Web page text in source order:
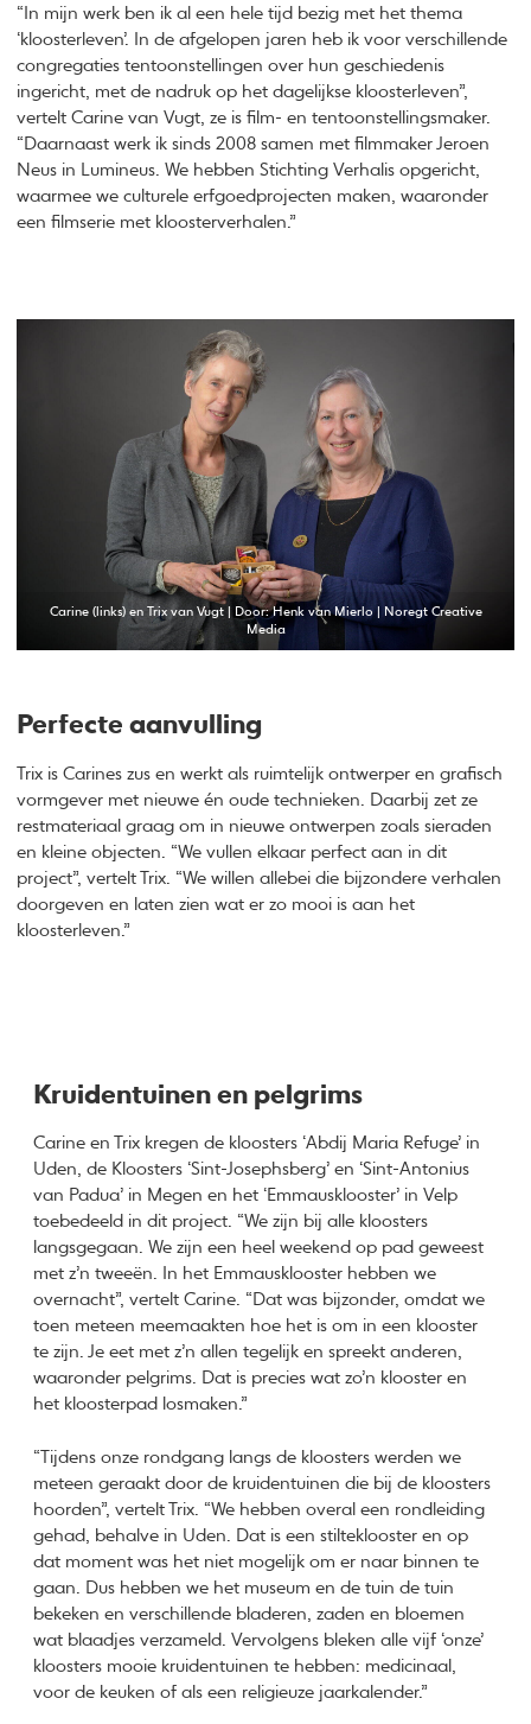
“In mijn werk ben ik al een hele tijd bezig met het thema
‘kloosterleven’. In de afgelopen jaren heb ik voor verschillende
congregaties tentoonstellingen over hun geschiedenis
ingericht, met de nadruk op het dagelijkse kloosterleven”,
vertelt Carine van Vugt, ze is film- en tentoonstellingsmaker.
“Daarnaast werk ik sinds 2008 samen met filmmaker Jeroen
Neus in Lumineus. We hebben Stichting Verhalis opgericht,
waarmee we culturele erfgoedprojecten maken, waaronder
een filmserie met kloosterverhalen.”
Carine (links) en Trix van Vugt | Door: Henk van Mierlo | Noregt Creative
Media
Perfecte aanvulling
Trix is Carines zus en werkt als ruimtelijk ontwerper en grafisch
vormgever met nieuwe én oude technieken. Daarbij zet ze
restmateriaal graag om in nieuwe ontwerpen zoals sieraden
en kleine objecten. “We vullen elkaar perfect aan in dit
project”, vertelt Trix. “We willen allebei die bijzondere verhalen
doorgeven en laten zien wat er zo mooi is aan het
kloosterleven.”
Kruidentuinen en pelgrims
Carine en Trix kregen de kloosters ‘Abdij Maria Refuge’ in
Uden, de Kloosters ‘Sint-Josephsberg’ en ‘Sint-Antonius
van Padua’ in Megen en het ‘Emmausklooster’ in Velp
toebedeeld in dit project. “We zijn bij alle kloosters
langsgegaan. We zijn een heel weekend op pad geweest
met z’n tweeën. In het Emmausklooster hebben we
overnacht”, vertelt Carine. “Dat was bijzonder, omdat we
toen meteen meemaakten hoe het is om in een klooster
te zijn. Je eet met z’n allen tegelijk en spreekt anderen,
waaronder pelgrims. Dat is precies wat zo’n klooster en
het kloosterpad losmaken.”
“Tijdens onze rondgang langs de kloosters werden we
meteen geraakt door de kruidentuinen die bij de kloosters
hoorden”, vertelt Trix. “We hebben overal een rondleiding
gehad, behalve in Uden. Dat is een stilteklooster en op
dat moment was het niet mogelijk om er naar binnen te
gaan. Dus hebben we het museum en de tuin de tuin
bekeken en verschillende bladeren, zaden en bloemen
wat blaadjes verzameld. Vervolgens bleken alle vijf ‘onze’
kloosters mooie kruidentuinen te hebben: medicinaal,
voor de keuken of als een religieuze jaarkalender.”